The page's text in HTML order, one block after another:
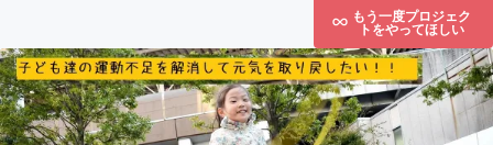
もう一度プロジェク
トをやってほしい